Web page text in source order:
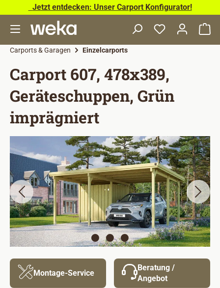
Zum Hauptinhalt springen
Jetzt entdecken: Unser Carport Konfigurator!
Carports & Garagen Einzelcarports
Carport 607, 478x389,
Geräteschuppen, Grün
imprägniert
Bildergalerie überspringen
Montage-Service
Beratung /
Angebot